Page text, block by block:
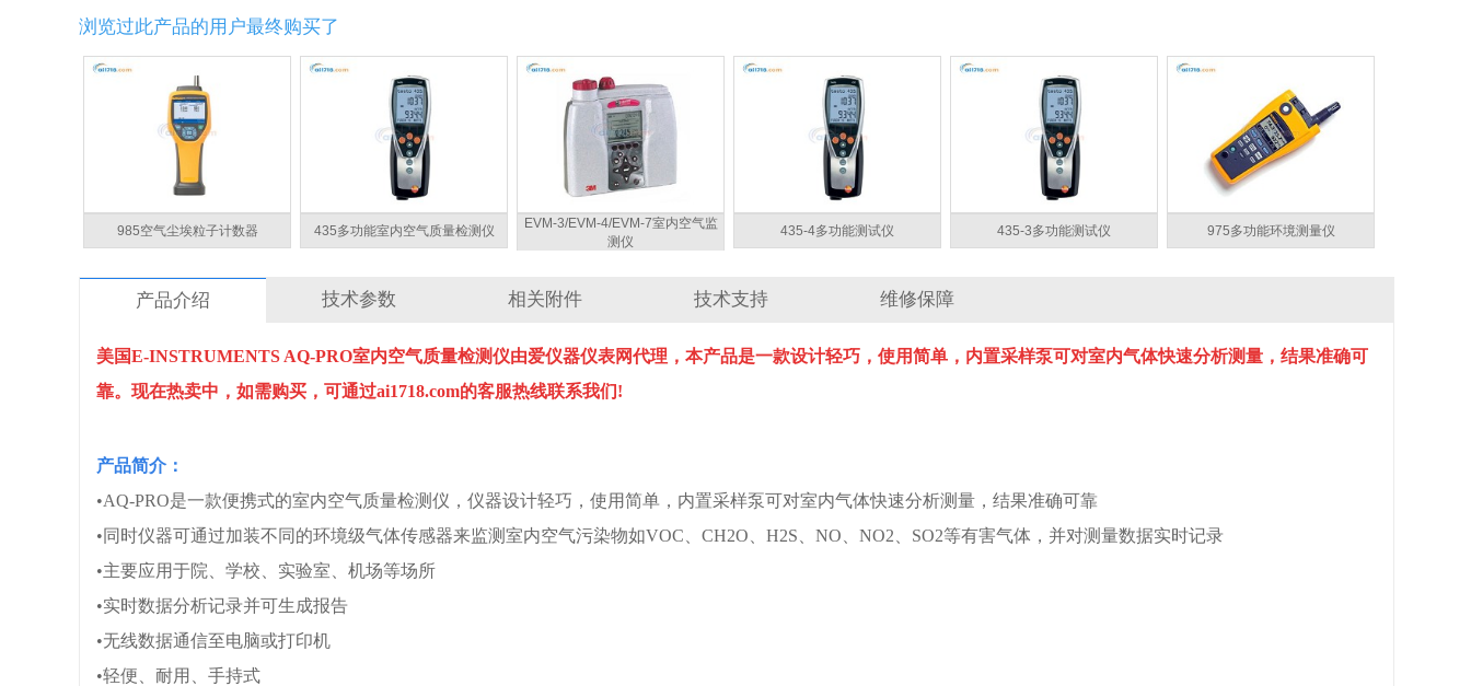
浏览过此产品的用户最终购买了
985空气尘埃粒子计数器 435多功能室内空气质量检测仪
EVM-3/EVM-4/EVM-7室内空气监
测仪
435-4多功能测试仪 435-3多功能测试仪 975多功能环境测量仪
产品介绍 技术参数 相关附件 技术支持 维修保障
美国E-INSTRUMENTS AQ-PRO室内空气质量检测仪由爱仪器仪表网代理，本产品是一款设计轻巧，使用简单，内置采样泵可对室内气体快速分析测量，结果准确可
靠。 现在热卖中，如需购买，可通过ai1718.com的客服热线联系我们!
产品简介：
•AQ-PRO是一款便携式的室内空气质量检测仪，仪器设计轻巧，使用简单，内置采样泵可对室内气体快速分析测量，结果准确可靠
•同时仪器可通过加装不同的环境级气体传感器来监测室内空气污染物如VOC、CH2O、 H2S、NO、NO2、SO2等有害气体，并对测量数据实时记录
•主要应用于院、学校、实验室、机场等场所
•实时数据分析记录并可生成报告
•无线数据通信至电脑或打印机
•轻便、耐用、手持式